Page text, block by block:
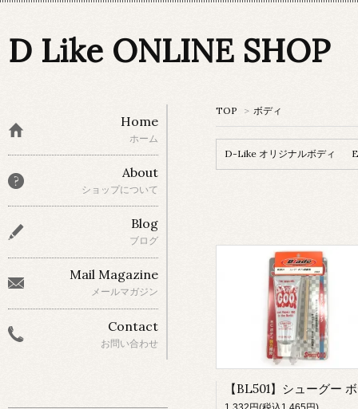
D Like ONLINE SHOP
TOP > ボディ
D-Like オリジナルボディ
Home
ホーム
About
ショップについて
Blog
ブログ
Mail Magazine
メールマガジン
Contact
お問い合わせ